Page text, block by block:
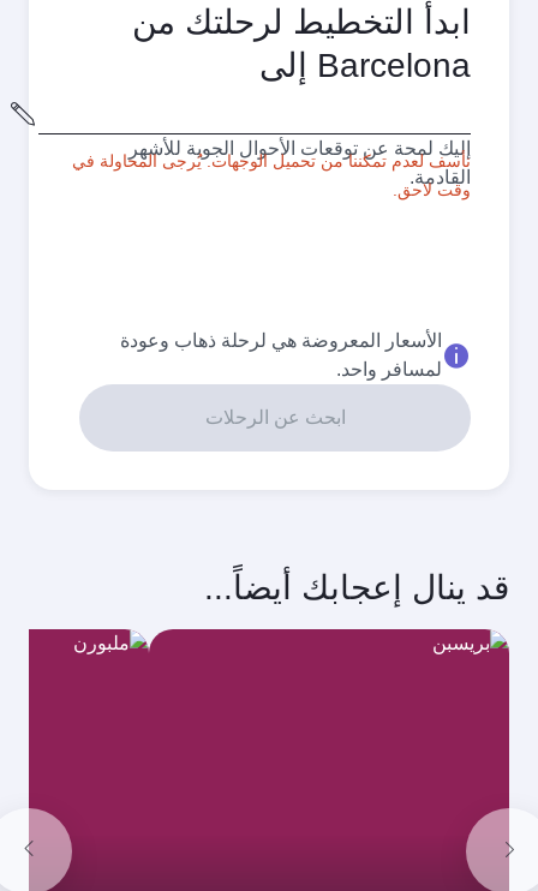
ابدأ التخطيط لرحلتك من
Barcelona إلى
المغادرة
نأسف لعدم تمكننا من تحميل الوجهات. يُرجى المحاولة في
وقت لاحق.
إليك لمحة عن توقعات الأحوال الجوية للأشهر
القادمة.
الأسعار المعروضة هي لرحلة ذهاب وعودة
لمسافر واحد.
ابحث عن الرحلات
قد ينال إعجابك أيضاً...